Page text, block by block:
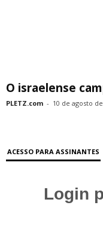
O israelense
PLETZ.com - 10 de agosto de
ACESSO PARA ASSINANTES
Login